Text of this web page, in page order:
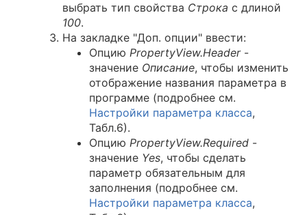
выбрать тип свойства Строка с длиной
100.
На закладке "Доп. опции" ввести:
Опцию PropertyView.Header-
значение Описание, чтобы изменить
отображение названия параметра в
программе (подробнее см.
Hастройки параметра класса,
Табл.6).
Опцию PropertyView.Required -
значение Yes, чтобы сделать
параметр обязательным для
заполнения (подробнее см.
Hастройки параметра класса,